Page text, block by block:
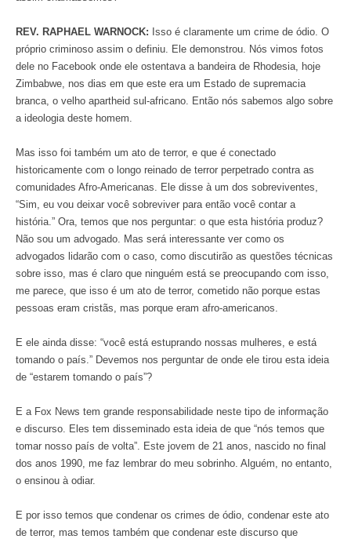
REV. RAPHAEL WARNOCK: Isso é claramente um crime de ódio. O
próprio criminoso assim o definiu. Ele demonstrou. Nós vimos fotos
dele no Facebook onde ele ostentava a bandeira de Rhodesia, hoje
Zimbabwe, nos dias em que este era um Estado de supremacia
branca, o velho apartheid sul-africano. Então nós sabemos algo sobre
a ideologia deste homem.
Mas isso foi também um ato de terror, e que é conectado
historicamente com o longo reinado de terror perpetrado contra as
comunidades Afro-Americanas. Ele disse à um dos sobreviventes,
“Sim, eu vou deixar você sobreviver para então você contar a
história.” Ora, temos que nos perguntar: o que esta história produz?
Não sou um advogado. Mas será interessante ver como os
advogados lidarão com o caso, como discutirão as questões técnicas
sobre isso, mas é claro que ninguém está se preocupando com isso,
me parece, que isso é um ato de terror, cometido não porque estas
pessoas eram cristãs, mas porque eram afro-americanos.
E ele ainda disse: “você está estuprando nossas mulheres, e está
tomando o país.” Devemos nos perguntar de onde ele tirou esta ideia
de “estarem tomando o país”?
E a Fox News tem grande responsabilidade neste tipo de informação
e discurso. Eles tem disseminado esta ideia de que “nós temos que
tomar nosso país de volta”. Este jovem de 21 anos, nascido no final
dos anos 1990, me faz lembrar do meu sobrinho. Alguém, no entanto,
o ensinou à odiar.
E por isso temos que condenar os crimes de ódio, condenar este ato
de terror, mas temos também que condenar este discurso que